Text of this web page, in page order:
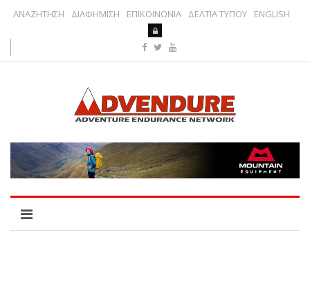
ΑΝΑΖΗΤΗΣΗ ΔΙΑΦΗΜΙΣΗ ΕΠΙΚΟΙΝΩΝΙΑ ΔΕΛΤΙΑ ΤΥΠΟΥ ENGLISH